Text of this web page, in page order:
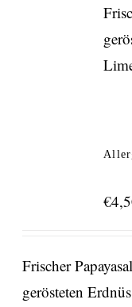
€
Frischer
gerösteten